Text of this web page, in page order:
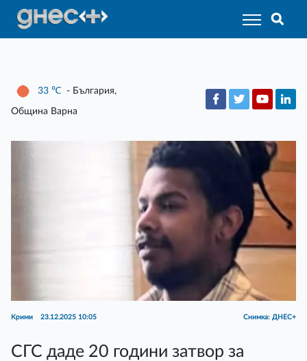
33 ℃ - България,
Община Варна
Крими 23.12.2025 10:05 Снимка: ДНЕС+
СГС даде 20 години затвор за